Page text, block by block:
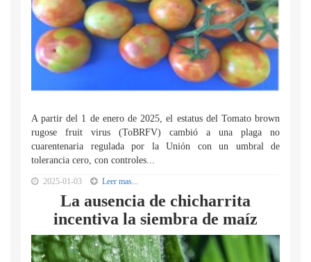
A partir del 1 de enero de 2025, el estatus del Tomato brown
rugose fruit virus (ToBRFV) cambió a una plaga no
cuarentenaria regulada por la Unión con un umbral de
tolerancia cero, con controles...
2025-01-03 Leer mas...
La ausencia de chicharrita
incentiva la siembra de maíz